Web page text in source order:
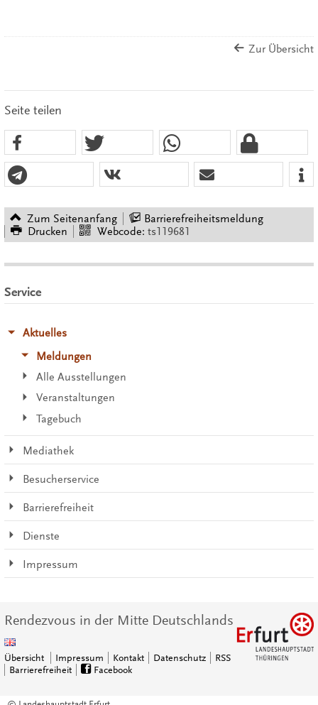
Zur Übersicht
Seite teilen
Zum Seitenanfang
Barrierefreiheitsmeldung
Drucken
Webcode: ts119681
Service
Aktuelles
Meldungen
Alle Ausstellungen
Veranstaltungen
Tagebuch
Mediathek
Besucherservice
Barrierefreiheit
Dienste
Impressum
Rendezvous in der Mitte Deutschlands
Übersicht Impressum Kontakt Datenschutz
RSS
Barrierefreiheit
Facebook